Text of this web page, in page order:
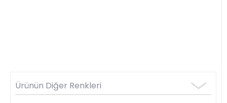
Ürünün Diğer Renkleri